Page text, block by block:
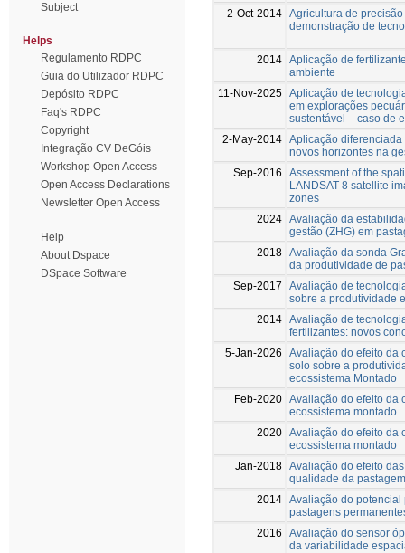
Subject
Helps
Regulamento RDPC
Guia do Utilizador RDPC
Depósito RDPC
Faq's RDPC
Copyright
Integração CV DeGóis
Workshop Open Access
Open Access Declarations
Newsletter Open Access
Help
About Dspace
DSpace Software
2-Oct-2014 Agricultura de
demonstração de
2014 Aplicação de
ambiente
11-Nov-2025 Aplicação de
em explorações
sustentável – caso de
2-May-2014 Aplicação
novos horizontes na
Sep-2016
Assessment of the
LANDSAT 8 satellite
zones
2024 Avaliação da
gestão (ZHG) em
2018 Avaliação da sonda
da produtividade de
Sep-2017
Avaliação de
sobre a produtividade
2014 Avaliação de
fertilizantes: novos
5-Jan-2026
Avaliação do efeito da
solo sobre a
ecossistema Montado
Feb-2020 Avaliação do efeito da
ecossistema montado
2020 Avaliação do efeito da
ecossistema montado
Jan-2018 Avaliação do efeito
qualidade da
2014 Avaliação do
pastagens
2016
Avaliação do sensor
da variabilidade